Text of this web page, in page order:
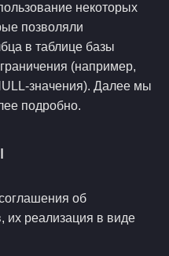
некоторых
позволяли
в таблице базы
(например,
значения). Далее мы
подробно.
об
их реализация в виде